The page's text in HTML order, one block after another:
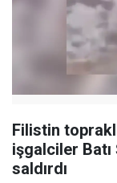
Filistin
işgalciler Batı
saldırdı